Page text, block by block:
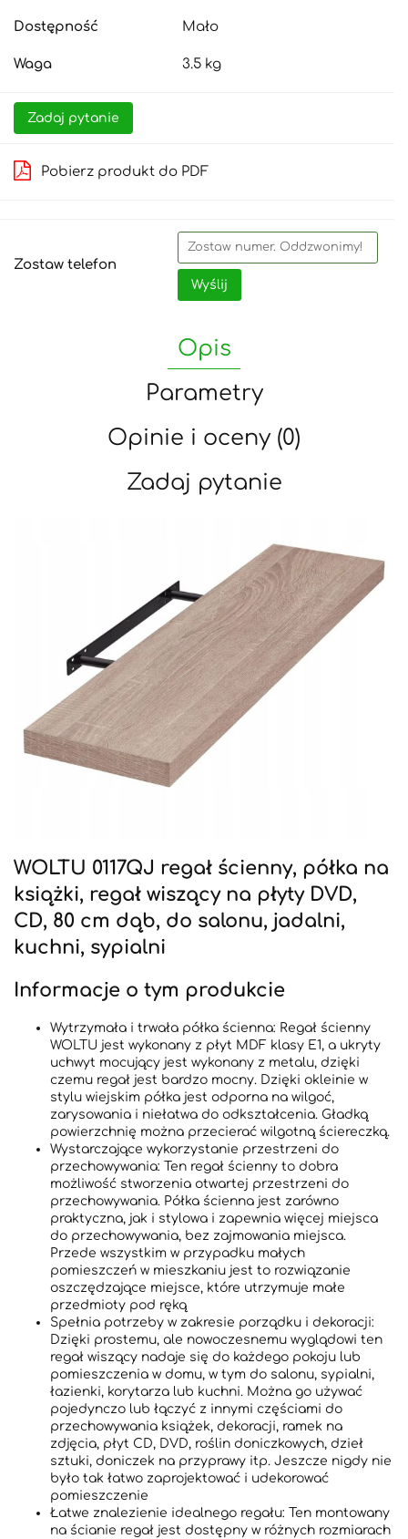
Dostępność Mało
Waga 3.5 kg
Zadaj pytanie
Pobierz produkt do PDF
Zostaw telefon
Wyślij
Opis
Parametry
Opinie i oceny (0)
Zadaj pytanie
WOLTU 0117QJ regał ścienny, półka na
książki, regał wiszący na płyty DVD,
CD, 80 cm dąb, do salonu, jadalni,
kuchni, sypialni
Informacje o tym produkcie
Wytrzymała i trwała półka ścienna: Regał ścienny
WOLTU jest wykonany z płyt MDF klasy E1, a ukryty
uchwyt mocujący jest wykonany z metalu, dzięki
czemu regał jest bardzo mocny. Dzięki okleinie w
stylu wiejskim półka jest odporna na wilgoć,
zarysowania i niełatwa do odkształcenia. Gładką
powierzchnię można przecierać wilgotną ściereczką.
Wystarczające wykorzystanie przestrzeni do
przechowywania: Ten regał ścienny to dobra
możliwość stworzenia otwartej przestrzeni do
przechowywania. Półka ścienna jest zarówno
praktyczna, jak i stylowa i zapewnia więcej miejsca
do przechowywania, bez zajmowania miejsca.
Przede wszystkim w przypadku małych
pomieszczeń w mieszkaniu jest to rozwiązanie
oszczędzające miejsce, które utrzymuje małe
przedmioty pod ręką
Spełnia potrzeby w zakresie porządku i dekoracji:
Dzięki prostemu, ale nowoczesnemu wyglądowi ten
regał wiszący nadaje się do każdego pokoju lub
pomieszczenia w domu, w tym do salonu, sypialni,
łazienki, korytarza lub kuchni. Można go używać
pojedynczo lub łączyć z innymi częściami do
przechowywania książek, dekoracji, ramek na
zdjęcia, płyt CD, DVD, roślin doniczkowych, dzieł
sztuki, doniczek na przyprawy itp. Jeszcze nigdy nie
było tak łatwo zaprojektować i udekorować
pomieszczenie
Łatwe znalezienie idealnego regału: Ten montowany
na ścianie regał jest dostępny w różnych rozmiarach